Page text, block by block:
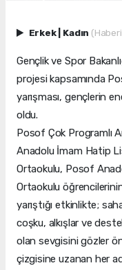
Erkek Kadın
Gençlik ve Spor
projesi kapsamında
yarışması, gençlerin
oldu.
Posof Çok Programlı
Anadolu İmam Hatip
Ortaokulu, Posof
Ortaokulu
yarıştığı etkinlikte;
coşku, alkışlar ve
olan sevgisini gözler
çizgisine uzanan her